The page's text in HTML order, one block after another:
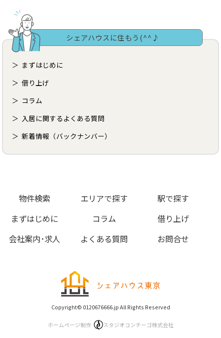
シェアハウスに住もう(^^♪
まずはじめに
借り上げ
コラム
入居に関するよくある質問
新着情報（バックナンバー）
物件検索 エリアで探す
駅で探す
まずはじめに
コラム
借り上げ
会社案内･求人
よくある質問 お問合せ
Copyright© 0120676666.jp All Rights Reserved
ホームページ制作 スタジオコンチーゴ株式会社